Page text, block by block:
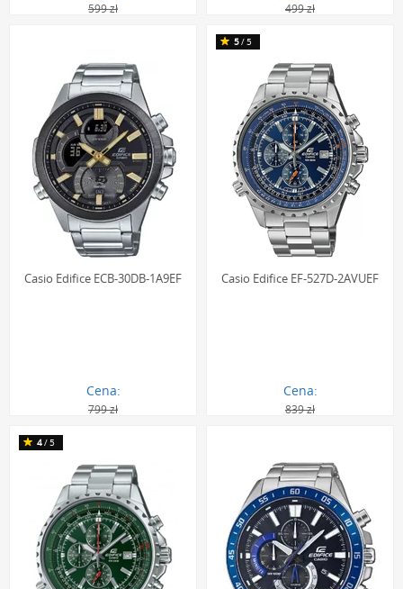
599 zł 499 zł
Casio Edifice ECB-30DB-1A9EF
Cena:
799 zł
Casio Edifice EF-527D-2AVUEF
Cena:
839 zł
5/5
4/5